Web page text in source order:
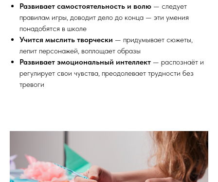
Развивает cамостоятельность и волю — следует
правилам игры, доводит дело до конца — эти умения
понадобятся в школе
Учится мыслить творчески — придумывает сюжеты,
лепит персонажей, воплощает образы
Развивает эмоциональный интеллект — распознаёт и
регулирует свои чувства, преодолевает трудности без
тревоги